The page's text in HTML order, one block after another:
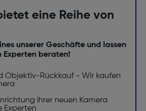
eine Reihe von
unserer Geschäfte und lassen
Experten beraten!
Objektiv-Rückkauf - Wir kaufen
ihrer neuen Kamera
Experten